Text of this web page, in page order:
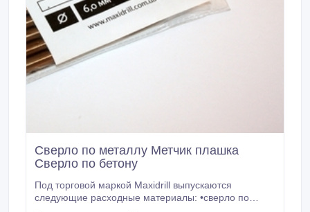
Сверло по металлу Метчик плашка
Сверло по бетону
Под торговой маркой Maxidrill выпускаются
следующие расходные материалы: •сверло по